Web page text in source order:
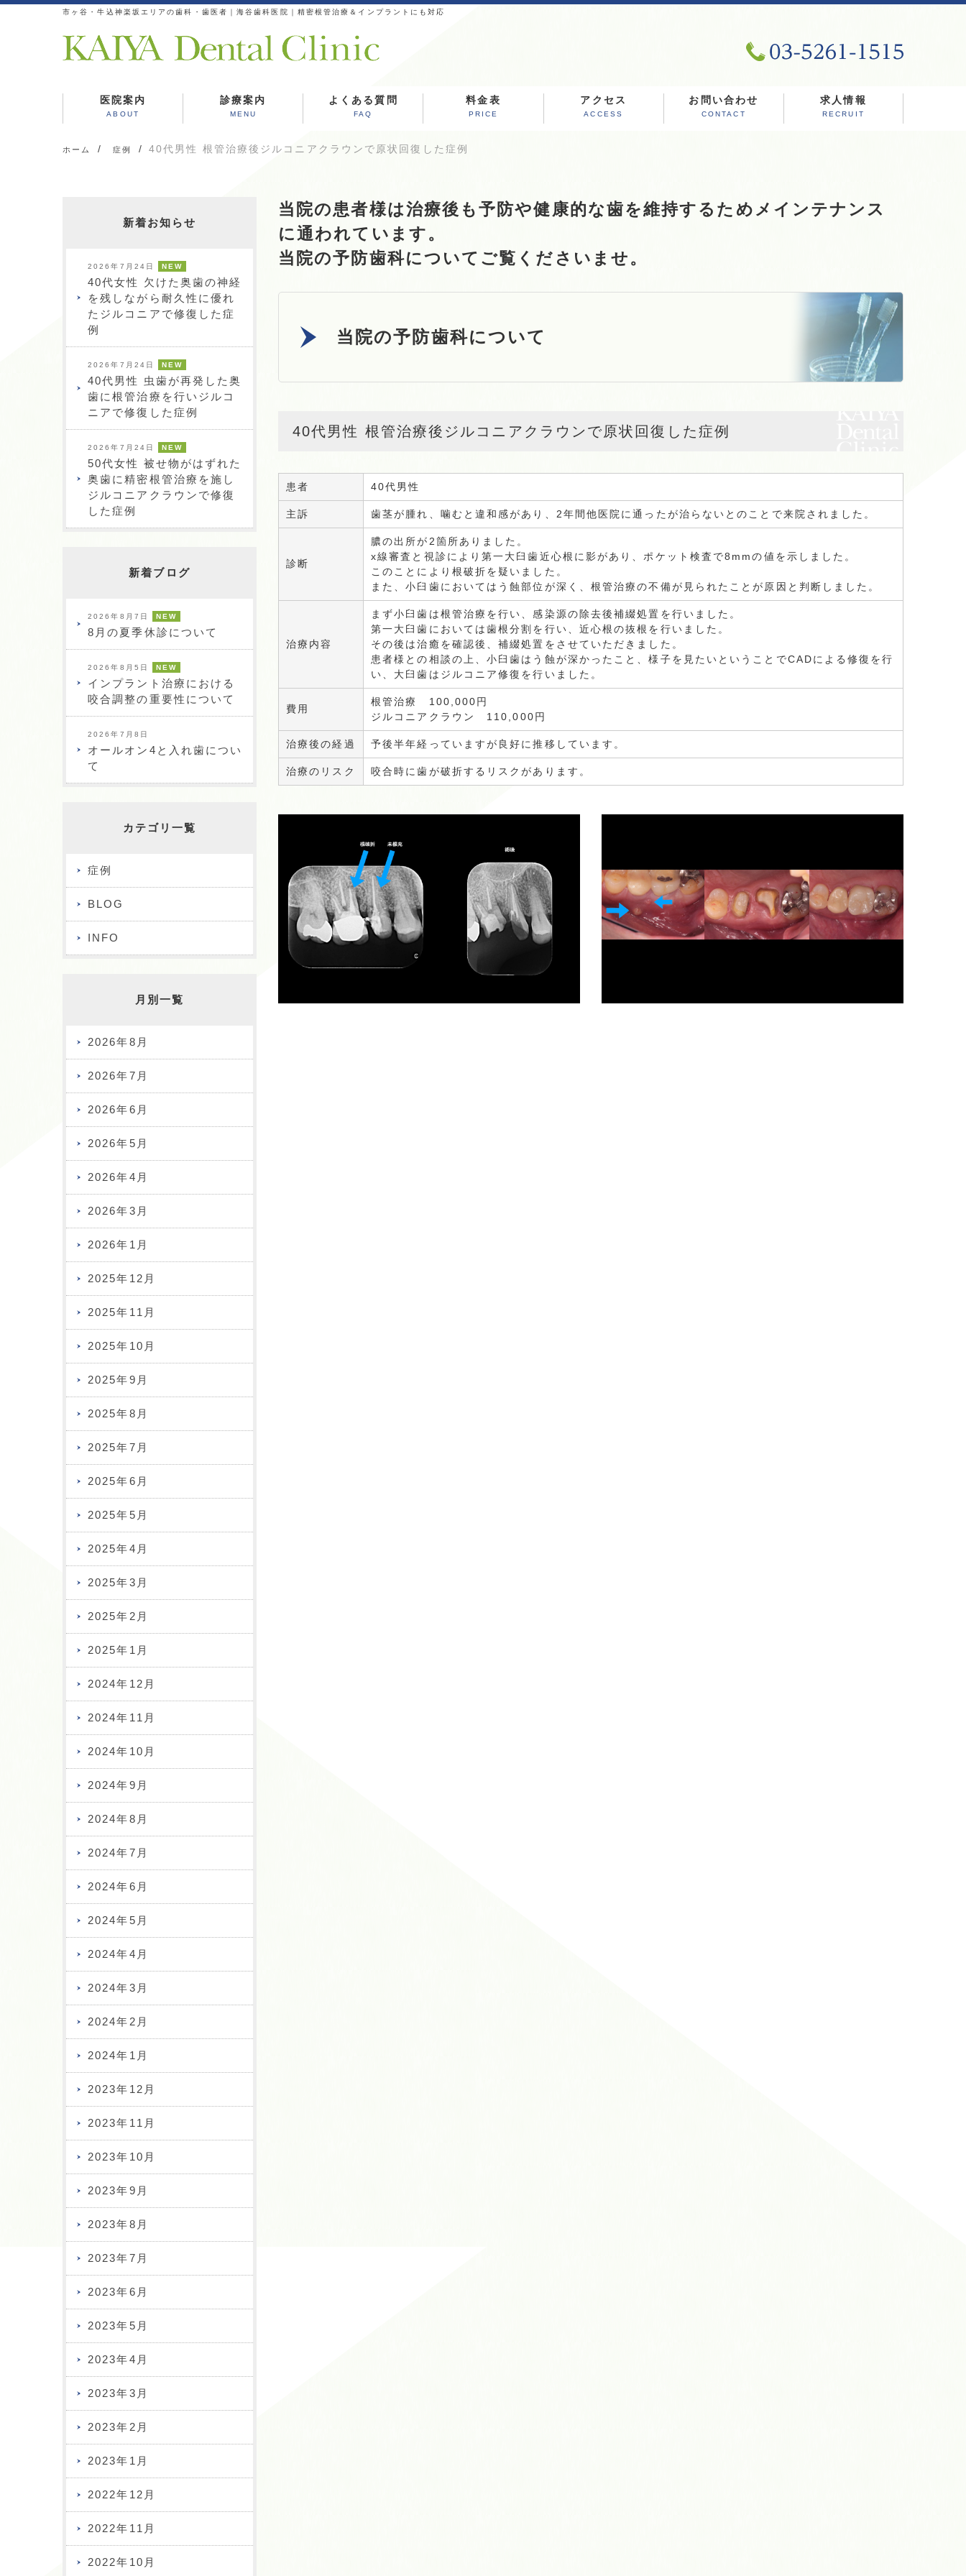
市ヶ谷・牛込神楽坂エリアの歯科・歯医者｜海谷歯科医院｜精密根管治療＆インプラントにも対応
医院案内
ABOUT
診療案内
MENU
よくある質問
FAQ
料金表
PRICE
アクセス
ACCESS
お問い合わせ
CONTACT
求人情報
RECRUIT
ホーム 症例 40代男性 根管治療後ジルコニアクラウンで原状回復した症例
新着お知らせ
2026年7月24日 NEW
40代女性 欠けた奥歯の神経
を残しながら耐久性に優れ
たジルコニアで修復した症
例
2026年7月24日 NEW
40代男性 虫歯が再発した奥
歯に根管治療を行いジルコ
ニアで修復した症例
2026年7月24日 NEW
50代女性 被せ物がはずれた
奥歯に精密根管治療を施し
ジルコニアクラウンで修復
した症例
新着ブログ
2026年8月7日 NEW
8月の夏季休診について
2026年8月5日 NEW
インプラント治療における
咬合調整の重要性について
2026年7月8日
オールオン4と入れ歯につい
て
カテゴリ一覧
症例
BLOG
INFO
月別一覧
2026年8月
2026年7月
2026年6月
2026年5月
2026年4月
2026年3月
2026年1月
2025年12月
2025年11月
2025年10月
2025年9月
2025年8月
2025年7月
2025年6月
2025年5月
2025年4月
2025年3月
2025年2月
2025年1月
2024年12月
2024年11月
2024年10月
2024年9月
2024年8月
2024年7月
2024年6月
2024年5月
2024年4月
2024年3月
2024年2月
2024年1月
2023年12月
2023年11月
2023年10月
2023年9月
2023年8月
2023年7月
2023年6月
2023年5月
2023年4月
2023年3月
2023年2月
2023年1月
2022年12月
2022年11月
2022年10月
当院の患者様は治療後も予防や健康的な歯を維持するためメインテナンス
に通われています。
当院の予防歯科についてご覧くださいませ。
当院の予防歯科について
40代男性 根管治療後ジルコニアクラウンで原状回復した症例
患者 40代男性
主訴 歯茎が腫れ、噛むと違和感があり、2年間他医院に通ったが治らないとのことで来院されました。
診断
膿の出所が2箇所ありました。
x線審査と視診により第一大臼歯近心根に影があり、ポケット検査で8mmの値を示しました。
このことにより根破折を疑いました。
また、小臼歯においてはう蝕部位が深く、根管治療の不備が見られたことが原因と判断しました。
治療内容
まず小臼歯は根管治療を行い、感染源の除去後補綴処置を行いました。
第一大臼歯においては歯根分割を行い、近心根の抜根を行いました。
その後は治癒を確認後、補綴処置をさせていただきました。
患者様との相談の上、小臼歯はう蝕が深かったこと、様子を見たいということでCADによる修復を行
い、大臼歯はジルコニア修復を行いました。
費用
根管治療 100,000円
ジルコニアクラウン 110,000円
治療後の経過 予後半年経っていますが良好に推移しています。
治療のリスク 咬合時に歯が破折するリスクがあります。